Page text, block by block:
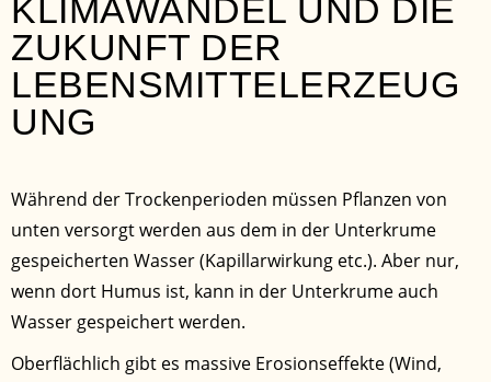
KLIMAWANDEL UND DIE
ZUKUNFT DER
LEBENSMITTELERZEUG
UNG
Während der Trockenperioden müssen Pflanzen von
unten versorgt werden aus dem in der Unterkrume
gespeicherten Wasser (Kapillarwirkung etc.). Aber nur,
wenn dort Humus ist, kann in der Unterkrume auch
Wasser gespeichert werden.
Oberflächlich gibt es massive Erosionseffekte (Wind,